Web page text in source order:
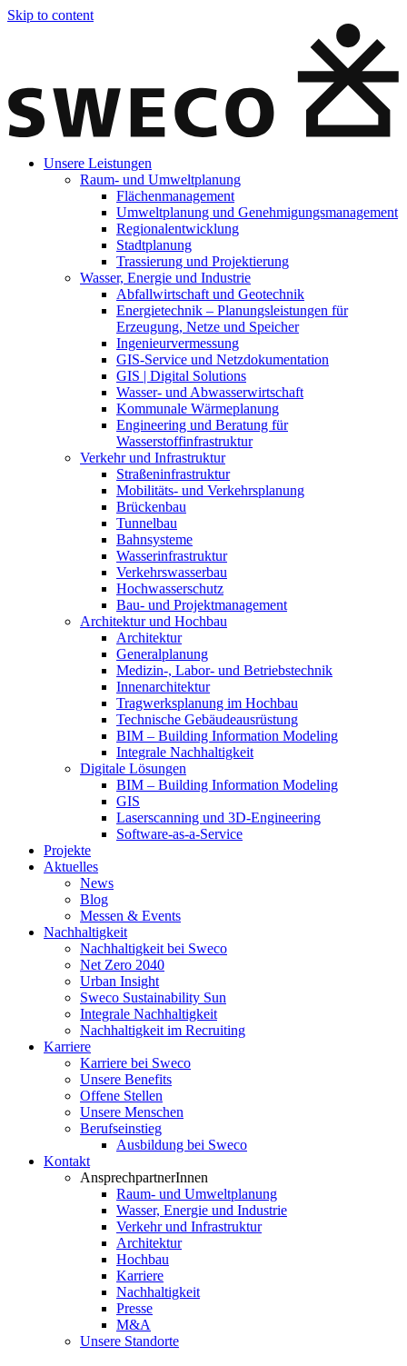
Skip to content
Unsere Leistungen
Raum- und Umweltplanung
Flächenmanagement
Umweltplanung und Genehmigungsmanagement
Regionalentwicklung
Stadtplanung
Trassierung und Projektierung
Wasser, Energie und Industrie
Abfallwirtschaft und Geotechnik
Energietechnik – Planungsleistungen für
Erzeugung, Netze und Speicher
Ingenieurvermessung
GIS-Service und Netzdokumentation
GIS | Digital Solutions
Wasser- und Abwasserwirtschaft
Kommunale Wärmeplanung
Engineering und Beratung für
Wasserstoffinfrastruktur
Verkehr und Infrastruktur
Straßeninfrastruktur
Mobilitäts- und Verkehrsplanung
Brückenbau
Tunnelbau
Bahnsysteme
Wasserinfrastruktur
Verkehrswasserbau
Hochwasserschutz
Bau- und Projektmanagement
Architektur und Hochbau
Architektur
Generalplanung
Medizin-, Labor- und Betriebstechnik
Innenarchitektur
Tragwerksplanung im Hochbau
Technische Gebäudeausrüstung
BIM – Building Information Modeling
Integrale Nachhaltigkeit
Digitale Lösungen
BIM – Building Information Modeling
GIS
Laserscanning und 3D-Engineering
Software-as-a-Service
Projekte
Aktuelles
News
Blog
Messen & Events
Nachhaltigkeit
Nachhaltigkeit bei Sweco
Net Zero 2040
Urban Insight
Sweco Sustainability Sun
Integrale Nachhaltigkeit
Nachhaltigkeit im Recruiting
Karriere
Karriere bei Sweco
Unsere Benefits
Offene Stellen
Unsere Menschen
Berufseinstieg
Ausbildung bei Sweco
Kontakt
AnsprechpartnerInnen
Raum- und Umweltplanung
Wasser, Energie und Industrie
Verkehr und Infrastruktur
Architektur
Hochbau
Karriere
Nachhaltigkeit
Presse
M&A
Unsere Standorte